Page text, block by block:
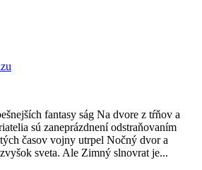
fantasy ság Na dvore z tŕňov a
sú zaneprázdnení odstraňovaním
časov vojny utrpel Nočný dvor a
sveta. Ale Zimný slnovrat je...